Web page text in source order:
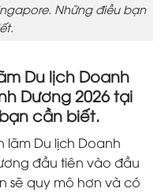
Những điều bạn
Du lịch Doanh
Dương 2026 tại
cần biết.
lãm Du lịch Doanh
đầu tiên vào đầu
sẽ quy mô hơn và có